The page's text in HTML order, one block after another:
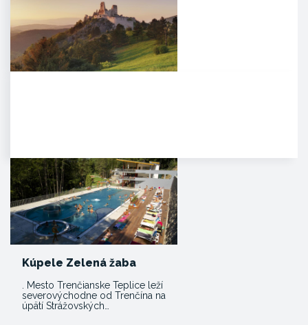
Kúpele Zelená žaba
. Mesto Trenčianske Teplice leží
severovýchodne od Trenčína na
úpätí Strážovských…